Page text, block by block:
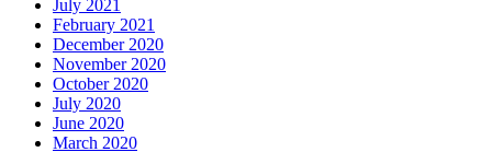
July 2021
February 2021
December 2020
November 2020
October 2020
July 2020
June 2020
March 2020